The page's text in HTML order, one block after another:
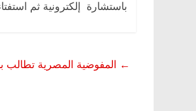
باستشارة إلكترونية ثم
← المفوضية المصرية تطالب بالكشف
26 يناير، 2026